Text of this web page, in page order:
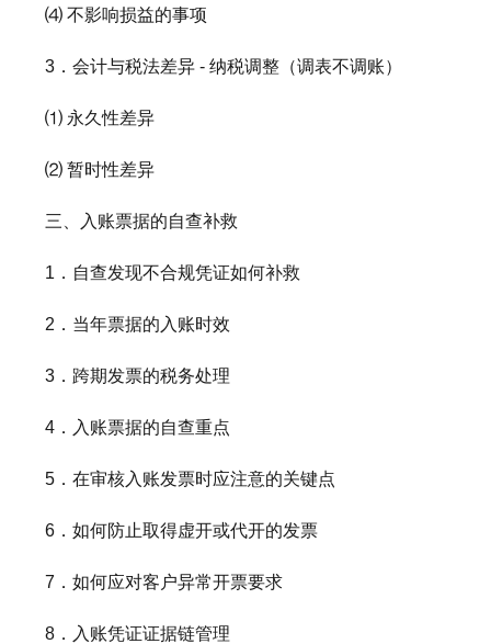
⑷ 不影响损益的事项
3．会计与税法差异 - 纳税调整（调表不调账）
⑴ 永久性差异
⑵ 暂时性差异
三、入账票据的自查补救
1．自查发现不合规凭证如何补救
2．当年票据的入账时效
3．跨期发票的税务处理
4．入账票据的自查重点
5．在审核入账发票时应注意的关键点
6．如何防止取得虚开或代开的发票
7．如何应对客户异常开票要求
8．入账凭证证据链管理